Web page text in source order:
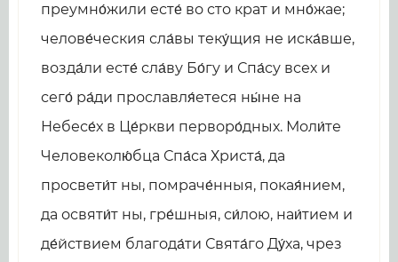
преумно́жили есте́ во сто крат и мно́жае;
челове́ческия сла́вы теку́щия не иска́вше,
возда́ли есте́ сла́ву Бо́гу и Спа́су всех и
сего́ ра́ди прославля́етеся ны́не на
Небесе́х в Це́ркви перворо́дных. Моли́те
Человеколю́бца Спа́са Христа́, да
просвети́т ны, помраче́нныя, покая́нием,
да освяти́т ны, гре́шныя, си́лою, наи́тием и
де́йствием благода́ти Свята́го Ду́ха, чрез